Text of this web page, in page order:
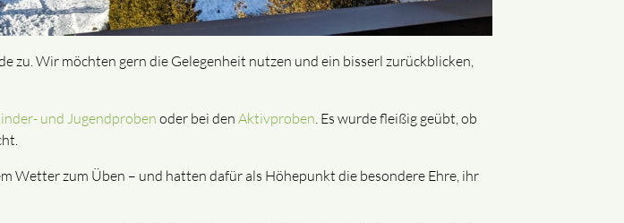
zu. Wir möchten gern die Gelegenheit nutzen und ein bisserl zurückblicken,
und Jugendproben oder bei den Aktivproben. Es wurde fleißig geübt, ob
Wetter zum Üben – und hatten dafür als Höhepunkt die besondere Ehre, ihr